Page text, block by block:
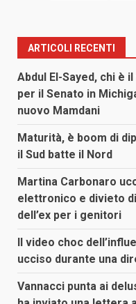
ARTICOLI RECENTI
Abdul El-Sayed, chi è
per il Senato in
nuovo Mamdani
Maturità, è boom di
il Sud batte il Nord
Martina Carbonaro
elettronico e divieto
dell’ex per i genitori
Il video choc
ucciso durante una
Vannacci punta ai